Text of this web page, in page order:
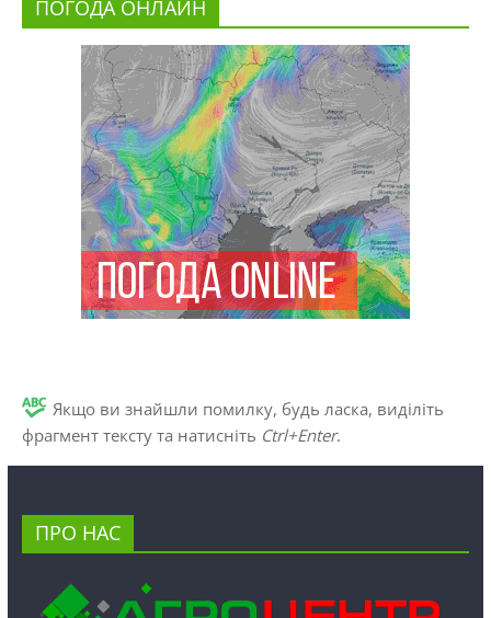
ПОГОДА ОНЛАЙН
Якщо ви знайшли помилку, будь ласка, виділіть
фрагмент тексту та натисніть Ctrl+Enter.
ПРО НАС